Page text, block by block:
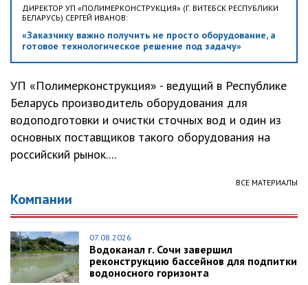
ДИРЕКТОР УП «ПОЛИМЕРКОНСТРУКЦИЯ» (Г. ВИТЕБСК РЕСПУБЛИКИ
БЕЛАРУСЬ) СЕРГЕЙ ИВАНОВ:
«Заказчику важно получить не просто оборудование, а
готовое технологическое решение под задачу»
УП «Полимерконструкция» - ведущий в Республике
Беларусь производитель оборудования для
водоподготовки и очистки сточных вод и один из
основных поставщиков такого оборудования на
российский рынок....
ВСЕ МАТЕРИАЛЫ
Компании
07.08.2026
Водоканал г. Сочи завершил
реконструкцию бассейнов для подпитки
водоносного горизонта